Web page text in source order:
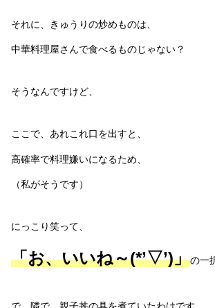
それに、きゅうりの炒めものは、
中華料理屋さんで食べるものじゃない？
そうなんですけど、
ここで、あれこれ口を出すと、
高確率で料理嫌いになるため、
（私がそうです）
にっこり笑って、
「お、いいね～(*’▽’)」の一